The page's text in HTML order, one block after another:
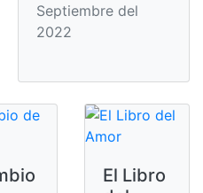
Septiembre del
2022
El Libro